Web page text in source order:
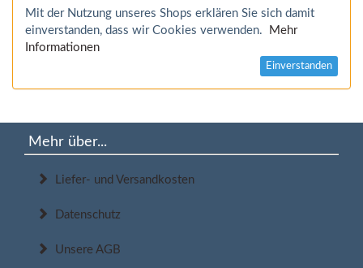
Mit der Nutzung unseres Shops erklären Sie sich damit
einverstanden, dass wir Cookies verwenden.
Mehr
Informationen
Einverstanden
Mehr über...
Liefer- und Versandkosten
Datenschutz
Unsere AGB